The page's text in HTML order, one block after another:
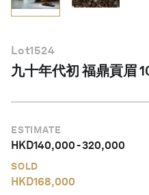
Lot1524
九十年代初 福鼎貢眉
ESTIMATE
HKD140,000-320,000
SOLD
HKD168,000